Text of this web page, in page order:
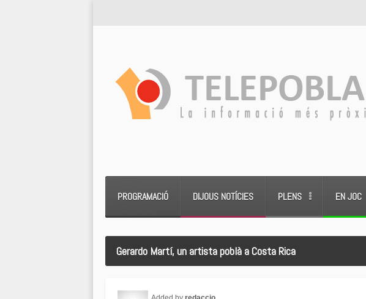
PROGRAMACIÓ DIJOUS NOTÍCIES PLENS EN JOC
Gerardo Martí, un artista poblà a Costa Rica